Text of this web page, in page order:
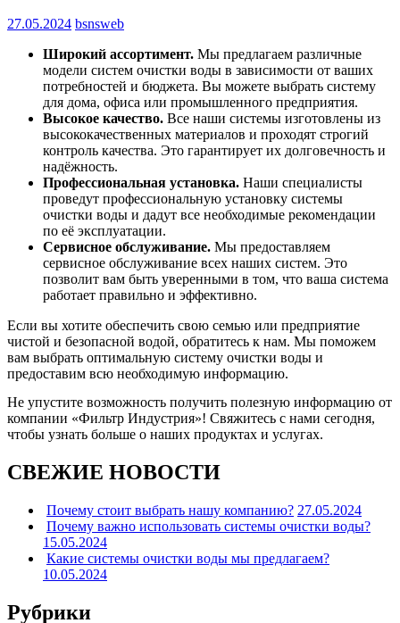
27.05.2024 bsnsweb
Широкий ассортимент. Мы предлагаем различные
модели систем очистки воды в зависимости от ваших
потребностей и бюджета. Вы можете выбрать систему
для дома, офиса или промышленного предприятия.
Высокое качество. Все наши системы изготовлены из
высококачественных материалов и проходят строгий
контроль качества. Это гарантирует их долговечность и
надёжность.
Профессиональная установка. Наши специалисты
проведут профессиональную установку системы
очистки воды и дадут все необходимые рекомендации
по её эксплуатации.
Сервисное обслуживание. Мы предоставляем
сервисное обслуживание всех наших систем. Это
позволит вам быть уверенными в том, что ваша система
работает правильно и эффективно.
Если вы хотите обеспечить свою семью или предприятие
чистой и безопасной водой, обратитесь к нам. Мы поможем
вам выбрать оптимальную систему очистки воды и
предоставим всю необходимую информацию.
Не упустите возможность получить полезную информацию от
компании «Фильтр Индустрия»! Свяжитесь с нами сегодня,
чтобы узнать больше о наших продуктах и услугах.
СВЕЖИЕ НОВОСТИ
Почему стоит выбрать нашу компанию? 27.05.2024
Почему важно использовать системы очистки воды?
15.05.2024
Какие системы очистки воды мы предлагаем?
10.05.2024
Рубрики